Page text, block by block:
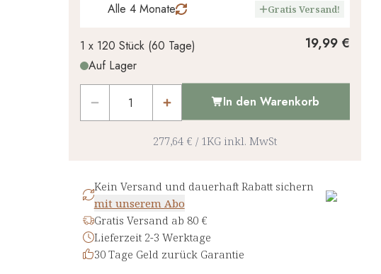
Alle 4 Monate Gratis Versand!
1 x 120 Stück (60 Tage)
Auf Lager
19,99 €
In den Warenkorb
277,64 € / 1KG inkl. MwSt
Kein Versand und dauerhaft Rabatt sichern
mit unserem Abo
Gratis Versand ab 80 €
Lieferzeit 2-3 Werktage
30 Tage Geld zurück Garantie